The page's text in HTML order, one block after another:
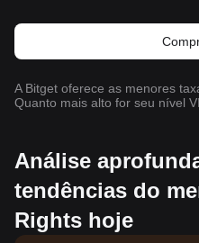
A Bitget oferece as menores
Quanto mais alto for seu nível
Análise
tendências do
Rights hoje